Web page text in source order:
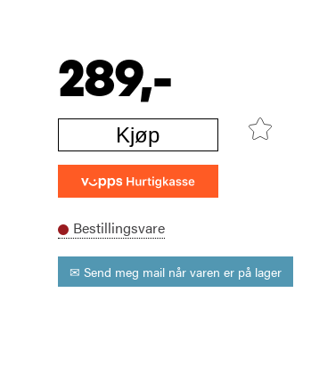
289,-
Kjøp
Bestillingsvare
✉ Send meg mail når varen er på lager